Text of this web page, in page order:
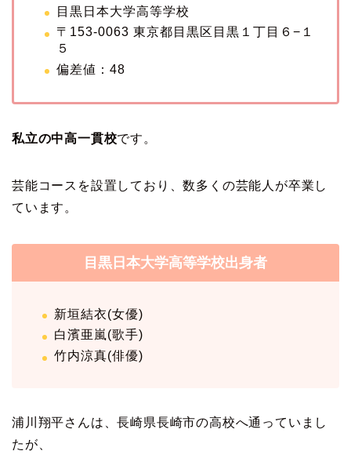
目黒日本大学高等学校
〒153-0063 東京都目黒区目黒１丁目６−１
５
偏差値：48
私立の中高一貫校です。
芸能コースを設置しており、数多くの芸能人が卒業し
ています。
目黒日本大学高等学校出身者
新垣結衣(女優)
白濱亜嵐(歌手)
竹内涼真(俳優)
浦川翔平さんは、長崎県長崎市の高校へ通っていまし
たが、